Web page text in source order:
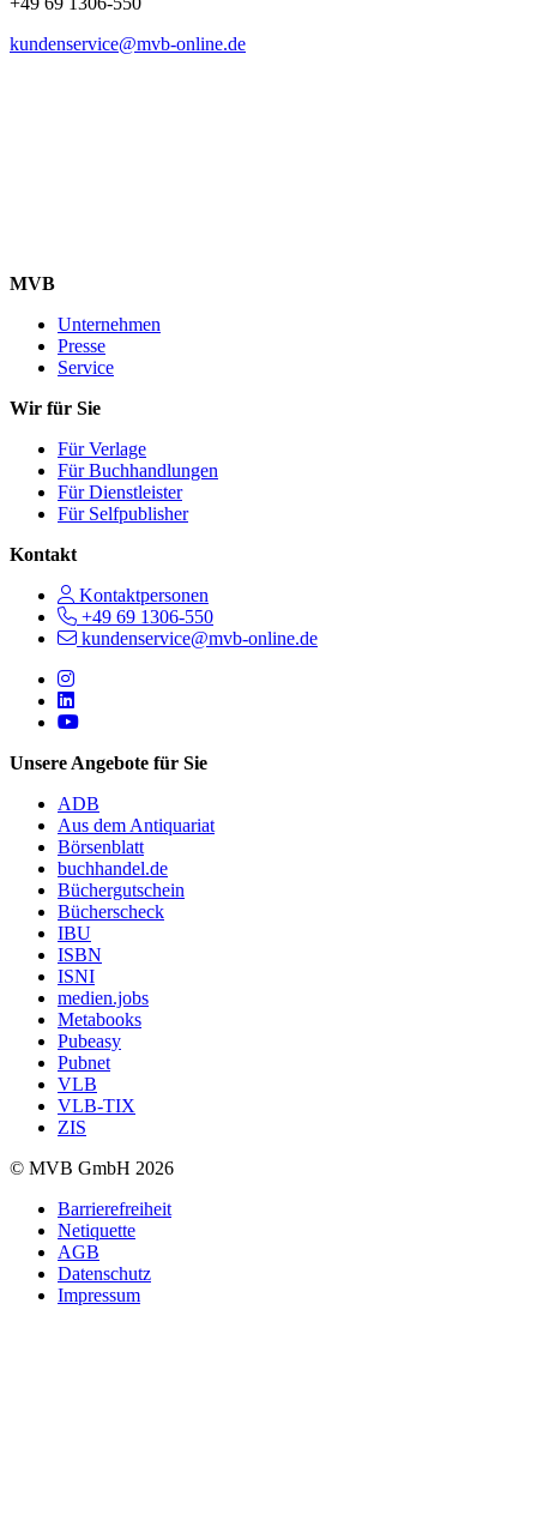
kundenservice@mvb-online.de
MVB
Unternehmen
Presse
Service
Wir für Sie
Für Verlage
Für Buchhandlungen
Für Dienstleister
Für Selfpublisher
Kontakt
Kontaktpersonen
+49 69 1306-550
kundenservice@mvb-online.de
Follow us on https://www.instagram.com/lifeatmvb/
Follow us on https://www.linkedin.com/company/mvbbooks
Follow us on https://www.youtube.com/@mvbbooks
Unsere Angebote für Sie
ADB
Aus dem Antiquariat
Börsenblatt
buchhandel.de
Büchergutschein
Bücherscheck
IBU
ISBN
ISNI
medien.jobs
Metabooks
Pubeasy
Pubnet
VLB
VLB-TIX
ZIS
© MVB GmbH 2026
Barrierefreiheit
Netiquette
AGB
Datenschutz
Impressum